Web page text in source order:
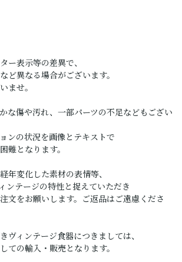
ー表示等の差異で、
異なる場合がございます。
ませ。
な傷や汚れ、一部パーツの不足などもござい
ンの状況を画像とテキストで
となります。
年変化した素材の表情等、
ンテージの特性と捉えていただき
文をお願いします。ご返品はご遠慮くださ
ヴィンテージ食器につきましては、
の輸入・販売となります。